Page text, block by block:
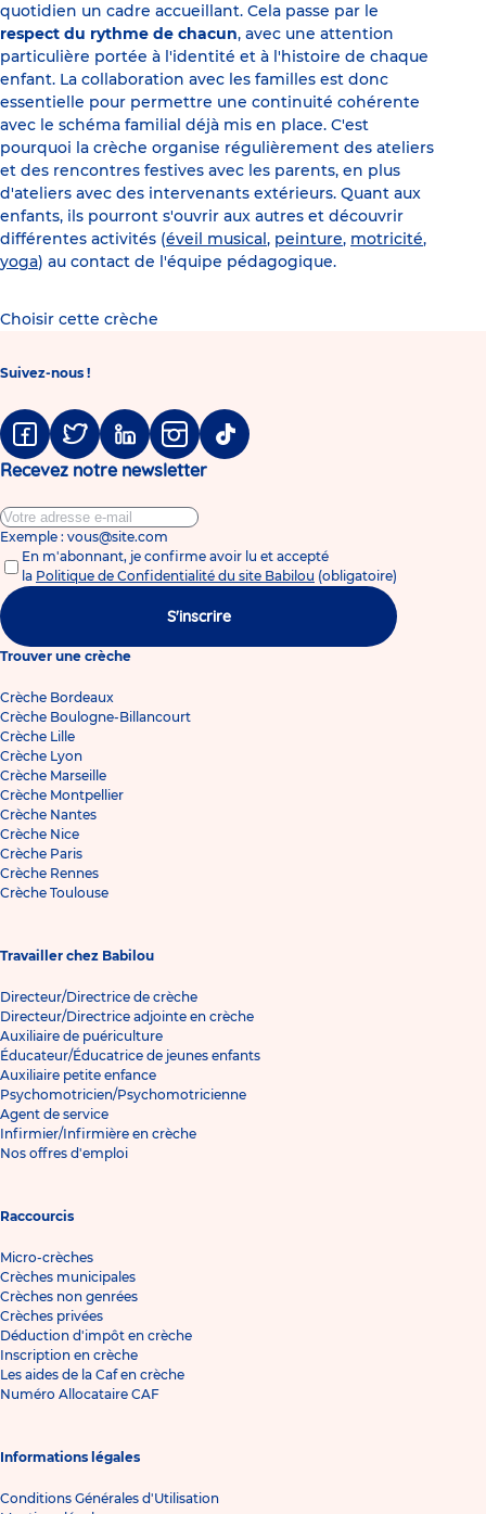
quotidien un cadre accueillant. Cela passe par le
respect du rythme de chacun, avec une attention
particulière portée à l'identité et à l'histoire de chaque
enfant. La collaboration avec les familles est donc
essentielle pour permettre une continuité cohérente
avec le schéma familial déjà mis en place. C'est
pourquoi la crèche organise régulièrement des ateliers
et des rencontres festives avec les parents, en plus
d'ateliers avec des intervenants extérieurs. Quant aux
enfants, ils pourront s'ouvrir aux autres et découvrir
différentes activités (éveil musical , peinture, motricité,
yoga) au contact de l'équipe pédagogique.
Choisir cette crèche
Suivez-nous !
FacebookTwitter LinkedinInstagramTiktok
Recevez notre newsletter
Exemple : vous@site.com
En m'abonnant, je confirme avoir lu et accepté
la Politique de Confidentialité du site Babilou (obligatoire)
S'inscrire
Trouver une crèche
Crèche Bordeaux
Crèche Boulogne-Billancourt
Crèche Lille
Crèche Lyon
Crèche Marseille
Crèche Montpellier
Crèche Nantes
Crèche Nice
Crèche Paris
Crèche Rennes
Crèche Toulouse
Travailler chez Babilou
Directeur/Directrice de crèche
Directeur/Directrice adjointe en crèche
Auxiliaire de puériculture
Éducateur/Éducatrice de jeunes enfants
Auxiliaire petite enfance
Psychomotricien/Psychomotricienne
Agent de service
Infirmier/Infirmière en crèche
Nos offres d'emploi
Raccourcis
Micro-crèches
Crèches municipales
Crèches non genrées
Crèches privées
Déduction d'impôt en crèche
Inscription en crèche
Les aides de la Caf en crèche
Numéro Allocataire CAF
Informations légales
Conditions Générales d'Utilisation